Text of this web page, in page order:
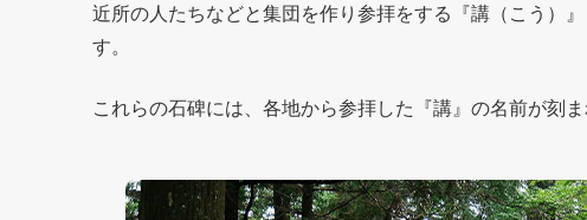
近所の人たちなどと集団を作り参拝をする『講（こう）
す。
これらの石碑には、各地から参拝した『講』の名前が刻ま